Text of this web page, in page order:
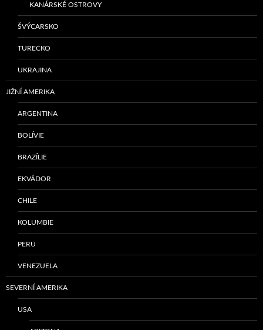
KANÁRSKÉ OSTROVY
ŠVÝCARSKO
TURECKO
UKRAJINA
JIŽNÍ AMERIKA
ARGENTINA
BOLÍVIE
BRAZÍLIE
EKVÁDOR
CHILE
KOLUMBIE
PERU
VENEZUELA
SEVERNÍ AMERIKA
USA